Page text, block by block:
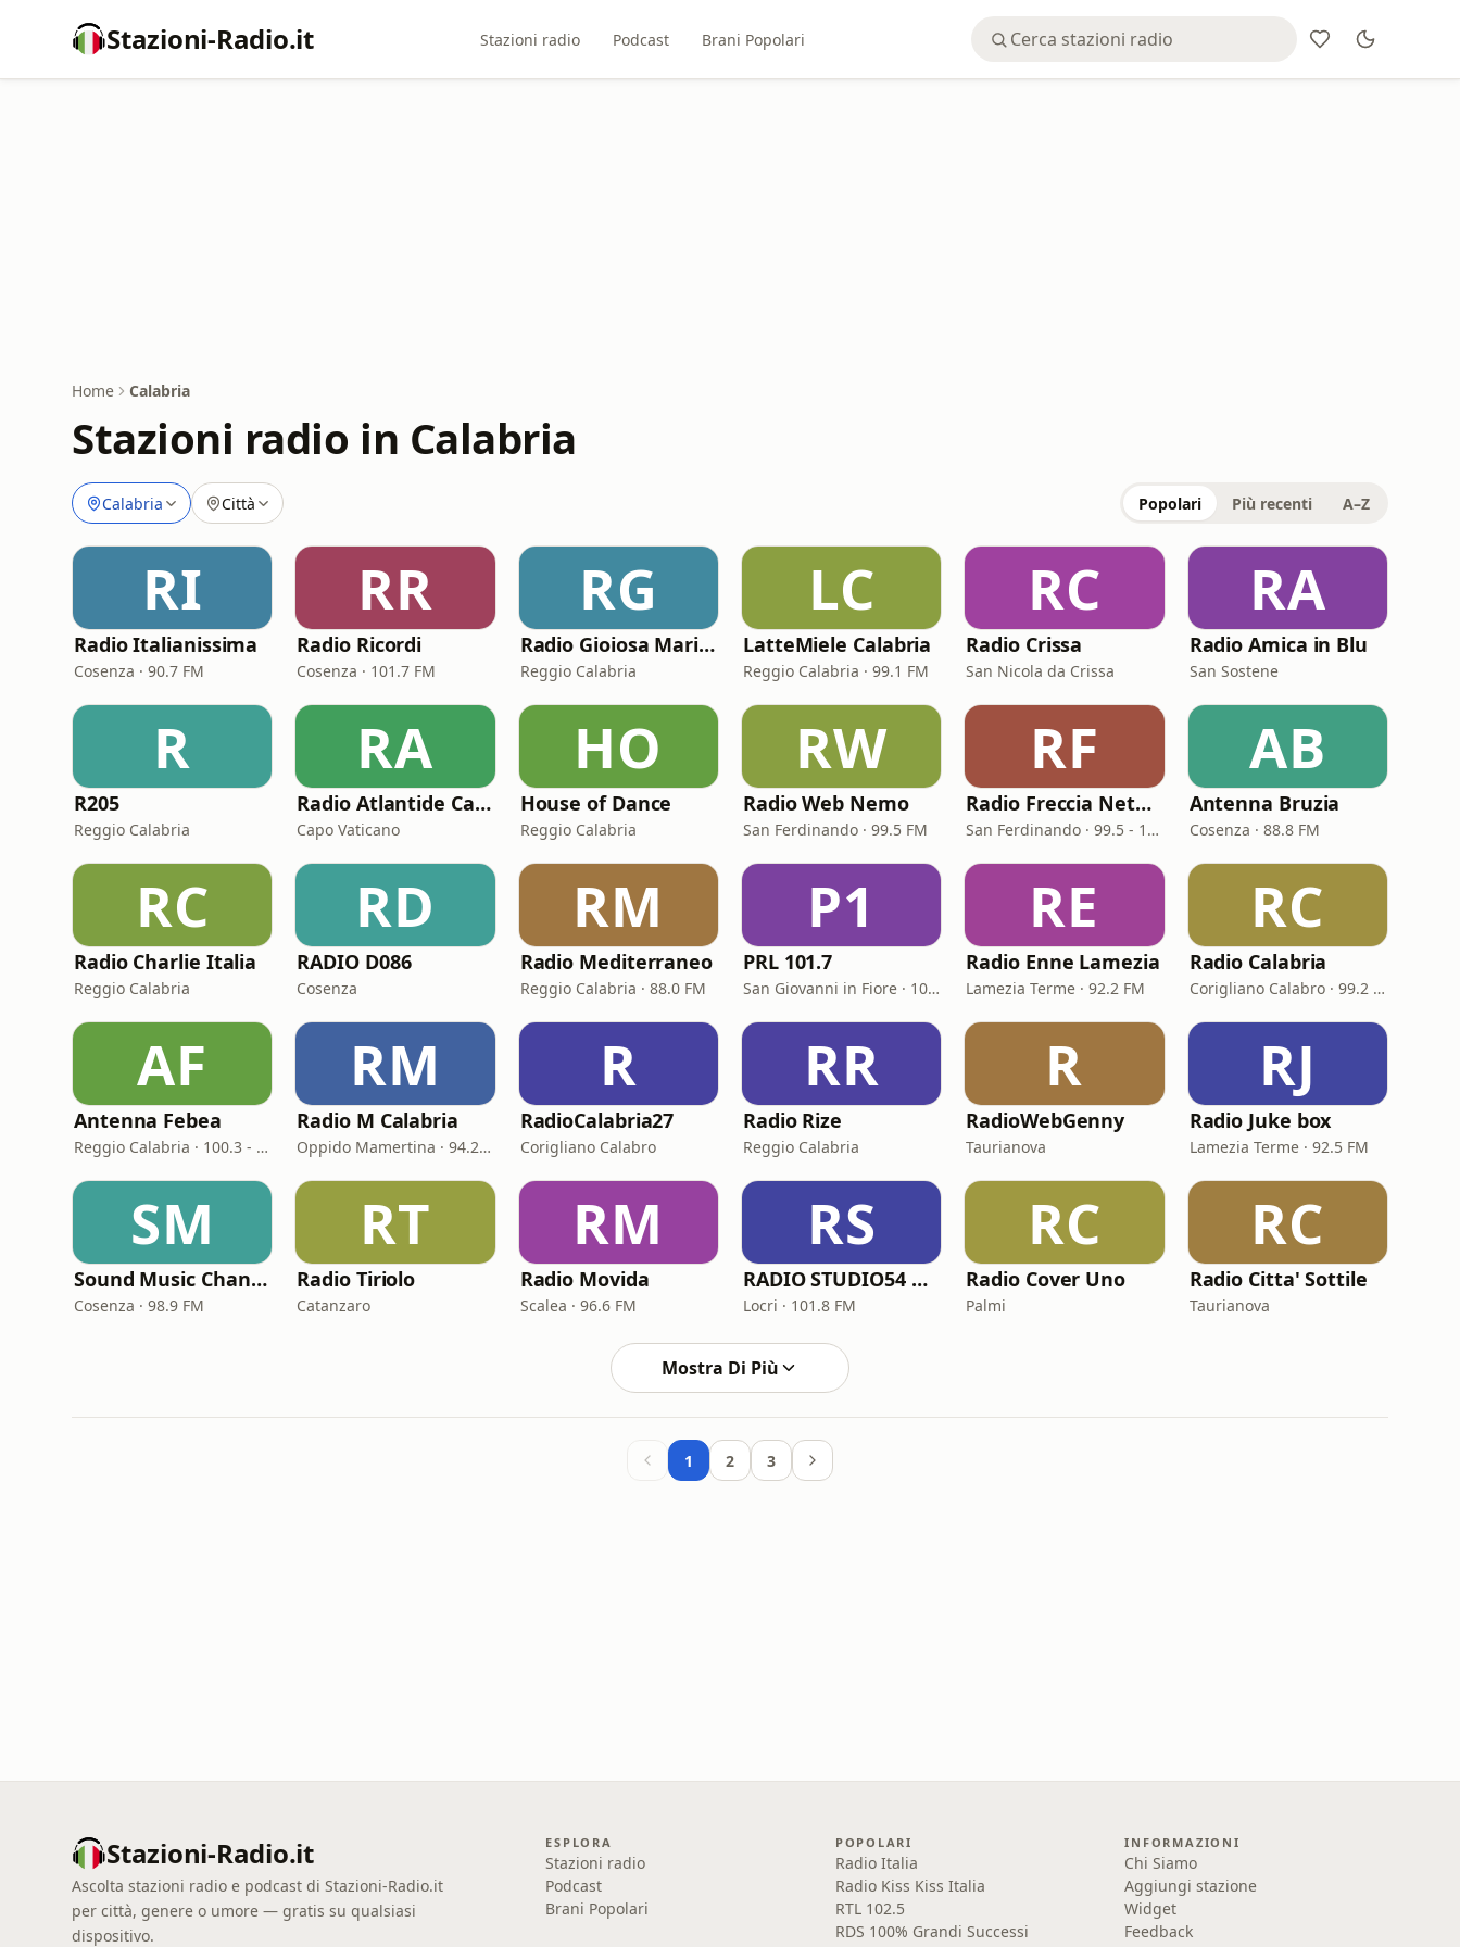
Stazioni-Radio.it Stazioni radio Podcast Brani Popolari
Home Calabria
Stazioni radio in Calabria
Calabria Città Popolari Più recenti A–Z
RI
Radio Italianissima
Cosenza · 90.7 FM
RR
Radio Ricordi
Cosenza · 101.7 FM
RG
Radio Gioiosa Marina
Reggio Calabria
LC
LatteMiele Calabria
Reggio Calabria · 99.1 FM
RC
Radio Crissa
San Nicola da Crissa
RA
Radio Amica in Blu
San Sostene
R
R205
Reggio Calabria
RA
Radio Atlantide Capo Vaticano
Capo Vaticano
HO
House of Dance
Reggio Calabria
RW
Radio Web Nemo
San Ferdinando · 99.5 FM
RF
Radio Freccia Network
San Ferdinando · 99.5 - 101.1 FM
AB
Antenna Bruzia
Cosenza · 88.8 FM
RC
Radio Charlie Italia
Reggio Calabria
RD
RADIO D086
Cosenza
RM
Radio Mediterraneo
Reggio Calabria · 88.0 FM
P1
PRL 101.7
San Giovanni in Fiore · 101.7 FM
RE
Radio Enne Lamezia
Lamezia Terme · 92.2 FM
RС
Radio Сalabria
Corigliano Calabro · 99.2 FM
AF
Antenna Febea
Reggio Calabria · 100.3 - 107.0 FM
RM
Radio M Calabria
Oppido Mamertina · 94.2 FM
R
RadioCalabria27
Corigliano Calabro
RR
Radio Rize
Reggio Calabria
R
RadioWebGenny
Taurianova
RJ
Radio Juke box
Lamezia Terme · 92.5 FM
SM
Sound Music Channel
Cosenza · 98.9 FM
RT
Radio Tiriolo
Catanzaro
RM
Radio Movida
Scalea · 96.6 FM
RS
RADIO STUDIO54 NETWORK - FM 101.8
Locri · 101.8 FM
RC
Radio Cover Uno
Palmi
RC
Radio Citta' Sottile
Taurianova
Mostra Di Più
1 2 3
Stazioni-Radio.it
Ascolta stazioni radio e podcast di Stazioni-Radio.it
per città, genere o umore — gratis su qualsiasi
dispositivo.
ESPLORA
Stazioni radio
Podcast
Brani Popolari
POPOLARI
Radio Italia
Radio Kiss Kiss Italia
RTL 102.5
RDS 100% Grandi Successi
INFORMAZIONI
Chi Siamo
Aggiungi stazione
Widget
Feedback